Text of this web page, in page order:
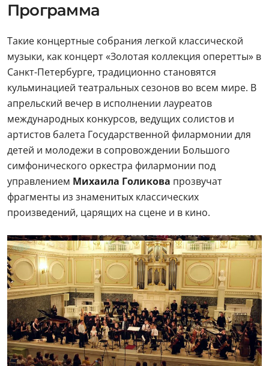
Программа
Такие концертные собрания легкой классической
музыки, как концерт «Золотая коллекция оперетты» в
Санкт-Петербурге, традиционно становятся
кульминацией театральных сезонов во всем мире. В
апрельский вечер в исполнении лауреатов
международных конкурсов, ведущих солистов и
артистов балета Государственной филармонии для
детей и молодежи в сопровождении Большого
симфонического оркестра филармонии под
управлением Михаила Голикова прозвучат
фрагменты из знаменитых классических
произведений, царящих на сцене и в кино.